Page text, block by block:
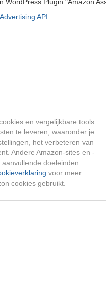
API
en vergelijkbare tools
te leveren, waaronder je
het verbeteren van
Andere Amazon-sites en -
doeleinden
voor meer
cookies gebruikt.